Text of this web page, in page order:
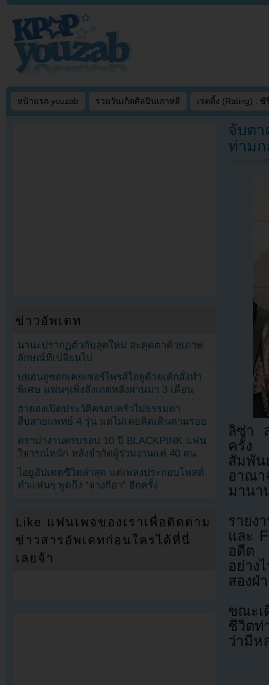
หน้าแรก youzab รวมวันเกิดศิลปินเกาหลี เรตติ้ง (Rating) : ซี
จับตา
ท่ามก
ลิซ่า
ครั้ง
สัมพั
อาณา
มานา
รายง
และ
อดีต
อย่าง
สองฝ่
ขณะเ
ชีวิตท่
ว่ามีห
ข่าวอัพเดท
นานะปรากฏตัวกับลุคใหม่ สะดุดตาด้วยภาพ
ลักษณ์ที่เปลี่ยนไป
บยอนอูซอกเคยเซอร์ไพรส์ไอยูด้วยเค้กสั่งทำ
พิเศษ แฟนๆเพิ่งสังเกตหลังผ่านมา 3 เดือน
ฮายองเปิดประวัติครอบครัวไม่ธรรมดา
สืบสายแพทย์ 4 รุ่น แต่ไม่เคยคิดเดินตามรอย
ดราม่างานครบรอบ 10 ปี BLACKPINK แฟน
วิจารณ์หนัก หลังจำกัดผู้ร่วมงานแค่ 40 คน
ไอยูอัปเดตชีวิตล่าสุด แต่เพลงประกอบโพสต์
ทำแฟนๆ พูดถึง “จางกีฮา” อีกครั้ง
Like แฟนเพจของเราเพื่อติดตาม
ข่าวสารอัพเดทก่อนใครได้ที่นี่
เลยจ้า